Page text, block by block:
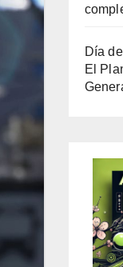
Día
El